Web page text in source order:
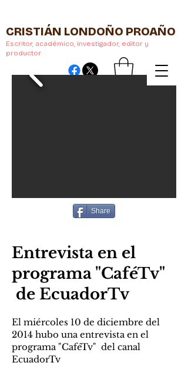
CRISTIÁN LONDOÑO PROAÑO
Escritor, académico, investigador, editor y
productor
Share
Entrevista en el
programa "CaféTv"
de EcuadorTv
El miércoles 10 de diciembre del
2014 hubo una entrevista en el
programa "CaféTv" del canal
EcuadorTv